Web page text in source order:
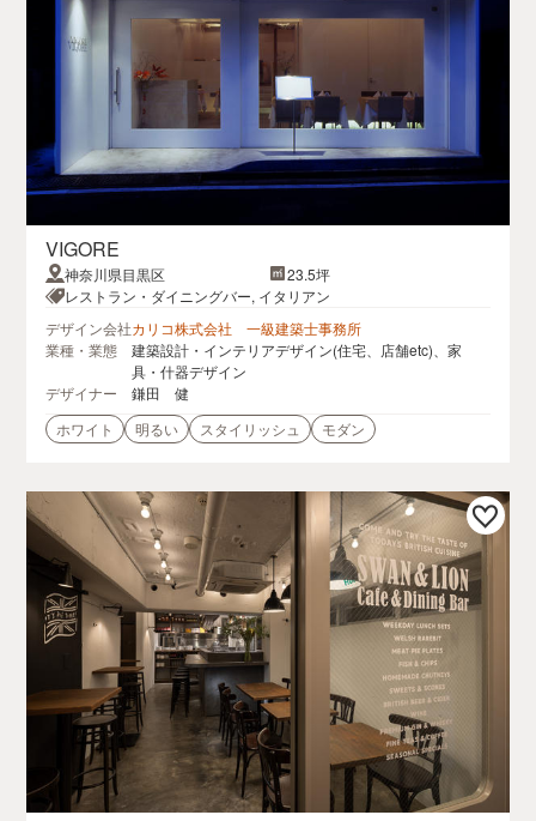
VIGORE
神奈川県目黒区
23.5坪
レストラン・ダイニングバー, イタリアン
デザイン会社カリコ株式会社 一級建築士事務所
業種・業態
建築設計・インテリアデザイン(住宅、店舗etc)、家
具・什器デザイン
デザイナー
鎌田 健
ホワイト
明るい スタイリッシュ モダン